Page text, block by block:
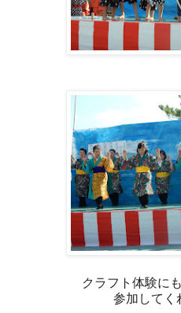
クラフト体験に
参加してく